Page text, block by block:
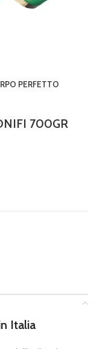
PERFETTO
700GR
Italia